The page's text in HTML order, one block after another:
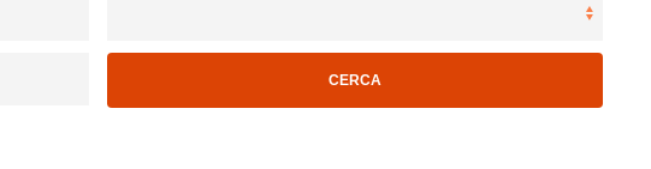
CERCA